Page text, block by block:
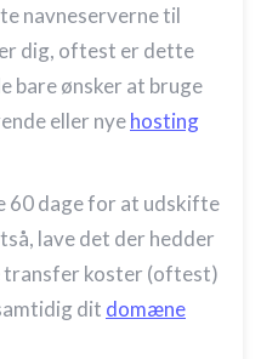
navneserverne til
dig, oftest er dette
bare ønsker at bruge
eller nyehosting
60 dage for at udskifte
lave det der hedder
koster (oftest)
dit domæne
indhold
eller